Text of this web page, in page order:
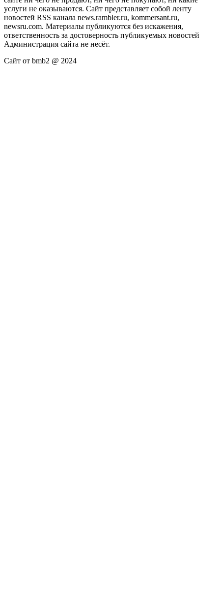
услуги не оказываются. Сайт представляет собой ленту
новостей RSS канала news.rambler.ru, kommersant.ru,
newsru.com. Материалы публикуются без искажения,
ответственность за достоверность публикуемых новостей
Администрация сайта не несёт.
Сайт от bmb2 @ 2024